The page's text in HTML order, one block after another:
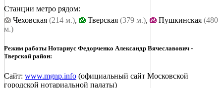
Станции метро рядом:
Чеховская (214 м.), Тверская (379 м.), Пушкинская (480
м.)
Режим работы Нотариус Федорченко Александр Вячеславович -
Тверской район:
Сайт: www.mgnp.info (официальный сайт Московской
городской нотариальной палаты)